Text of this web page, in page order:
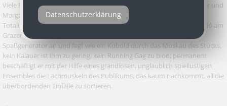
Viele Regisseure haben sich schon an Bulgakows Roman "Der Meister und
Margarita" versucht, doch noch keiner hat aus dieser schwarzen
Totalitarismus- Satire so ein Theater-Furioso gemacht wie Viktor Bodó am
Grazer Schauspielhaus. Der Ungar wirft den Phantasie- und
Spaßgenerator an und fegt wie ein Kobold durch das Moskau des Stücks,
kein Kalauer ist ihm zu gering, kein Running Gag zu blöd, permanent
beschäftigt er mit der Hilfe eines grandiosen, unglaublich spiellustigen
Ensembles die Lachmuskeln des Publikums, das kaum nachkommt, all die
überbordenden Einfälle zu sortieren.
Datenschutzerklärung